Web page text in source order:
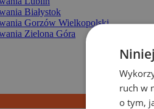
Białystok
Gorzów Wielkopolski
Zielona Góra
ruch w
o tym,